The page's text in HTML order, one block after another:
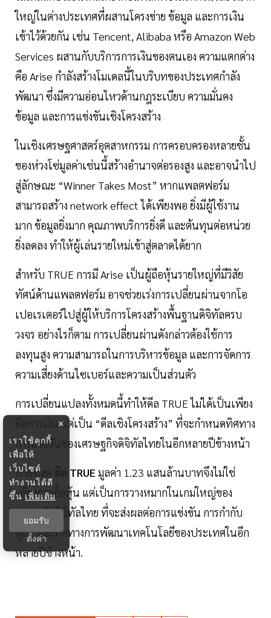
ใหญ่ในต่างประเทศที่ผสานโครงข่าย ข้อมูล และการเงิน
เข้าไว้ด้วยกัน เช่น Tencent, Alibaba หรือ Amazon Web
Services ผสานกับบริการการเงินของตนเอง ความแตกต่าง
คือ Arise กำลังสร้างโมเดลนี้ในบริบทของประเทศกำลัง
พัฒนา ซึ่งมีความอ่อนไหวด้านกฎระเบียบ ความมั่นคง
ข้อมูล และการแข่งขันเชิงโครงสร้าง
ในเชิงเศรษฐศาสตร์อุตสาหกรรม การครอบครองหลายชั้น
ของห่วงโซ่มูลค่าเช่นนี้สร้างอำนาจต่อรองสูง และอาจนำไป
สู่ลักษณะ “Winner Takes Most” หากแพลตฟอร์ม
สามารถสร้าง network effect ได้เพียงพอ ยิ่งมีผู้ใช้งาน
มาก ข้อมูลยิ่งมาก คุณภาพบริการยิ่งดี และต้นทุนต่อหน่วย
ยิ่งลดลง ทำให้ผู้เล่นรายใหม่เข้าสู่ตลาดได้ยาก
สำหรับ TRUE การมี Arise เป็นผู้ถือหุ้นรายใหญ่ที่มีวิสัย
ทัศน์ด้านแพลตฟอร์ม อาจช่วยเร่งการเปลี่ยนผ่านจากโอ
เปอเรเตอร์ไปสู่ผู้ให้บริการโครงสร้างพื้นฐานดิจิทัลครบ
วงจร อย่างไรก็ตาม การเปลี่ยนผ่านดังกล่าวต้องใช้การ
ลงทุนสูง ความสามารถในการบริหารข้อมูล และการจัดการ
ความเสี่ยงด้านไซเบอร์และความเป็นส่วนตัว
การเปลี่ยนแปลงทั้งหมดนี้ทำให้ดีล TRUE ไม่ได้เป็นเพียง
ดีลการเงิน แต่เป็น “ดีลเชิงโครงสร้าง” ที่จะกำหนดทิศทาง
การแข่งขันของเศรษฐกิจดิจิทัลไทยในอีกหลายปีข้างหน้า
ท้ายที่สุด ดีล TRUE มูลค่า 1.23 แสนล้านบาทจึงไม่ใช่
เพียงการซื้อหุ้น แต่เป็นการวางหมากในเกมใหญ่ของ
เศรษฐกิจดิจิทัลไทย ที่จะส่งผลต่อการแข่งขัน การกำกับ
ดูแล และทิศทางการพัฒนาเทคโนโลยีของประเทศในอีก
หลายปีข้างหน้า.
×
เราใช้คุกกี้
เพื่อให้
เว็บไซต์
ทำงานได้ดี
ขึ้นเพิ่มเติม
ยอมรับ
ตั้งค่า